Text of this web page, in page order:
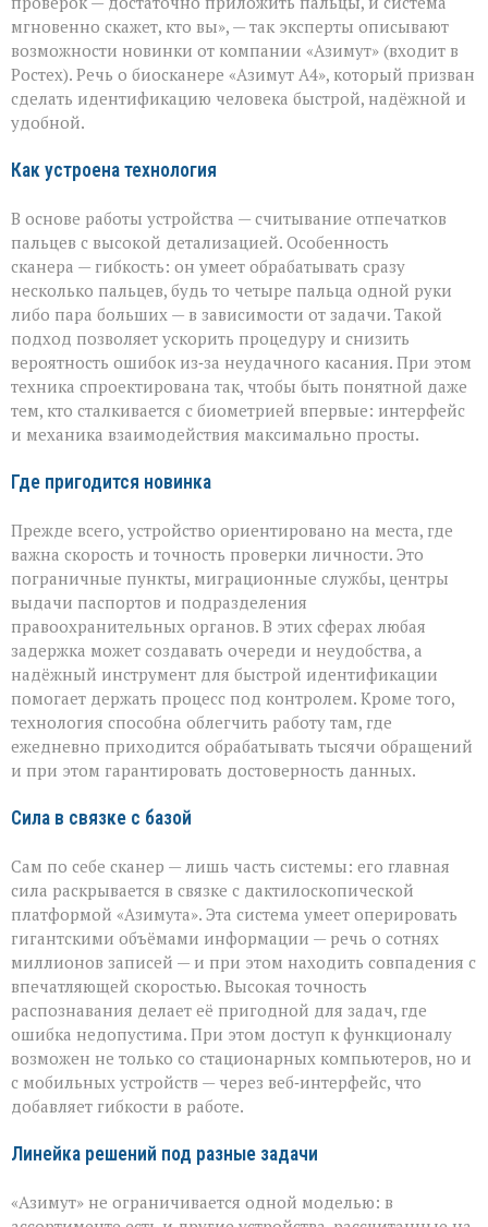
за
секунды»:
новый
биосканер
от
«Азимута»
мгновенно скажет, кто вы», — так эксперты описывают
возможности новинки от компании «Азимут» (входит в
Ростех). Речь о биосканере «Азимут А4», который призван
сделать идентификацию человека быстрой, надёжной и
удобной.
Как устроена технология
В основе работы устройства — считывание отпечатков
пальцев с высокой детализацией. Особенность
сканера — гибкость: он умеет обрабатывать сразу
несколько пальцев, будь то четыре пальца одной руки
либо пара больших — в зависимости от задачи. Такой
подход позволяет ускорить процедуру и снизить
вероятность ошибок из‑за неудачного касания. При этом
техника спроектирована так, чтобы быть понятной даже
тем, кто сталкивается с биометрией впервые: интерфейс
и механика взаимодействия максимально просты.
Где пригодится новинка
Прежде всего, устройство ориентировано на места, где
важна скорость и точность проверки личности. Это
пограничные пункты, миграционные службы, центры
выдачи паспортов и подразделения
правоохранительных органов. В этих сферах любая
задержка может создавать очереди и неудобства, а
надёжный инструмент для быстрой идентификации
помогает держать процесс под контролем. Кроме того,
технология способна облегчить работу там, где
ежедневно приходится обрабатывать тысячи обращений
и при этом гарантировать достоверность данных.
Сила в связке с базой
Сам по себе сканер — лишь часть системы: его главная
сила раскрывается в связке с дактилоскопической
платформой «Азимута». Эта система умеет оперировать
гигантскими объёмами информации — речь о сотнях
миллионов записей — и при этом находить совпадения с
впечатляющей скоростью. Высокая точность
распознавания делает её пригодной для задач, где
ошибка недопустима. При этом доступ к функционалу
возможен не только со стационарных компьютеров, но и
с мобильных устройств — через веб‑интерфейс, что
добавляет гибкости в работе.
Линейка решений под разные задачи
«Азимут» не ограничивается одной моделью: в